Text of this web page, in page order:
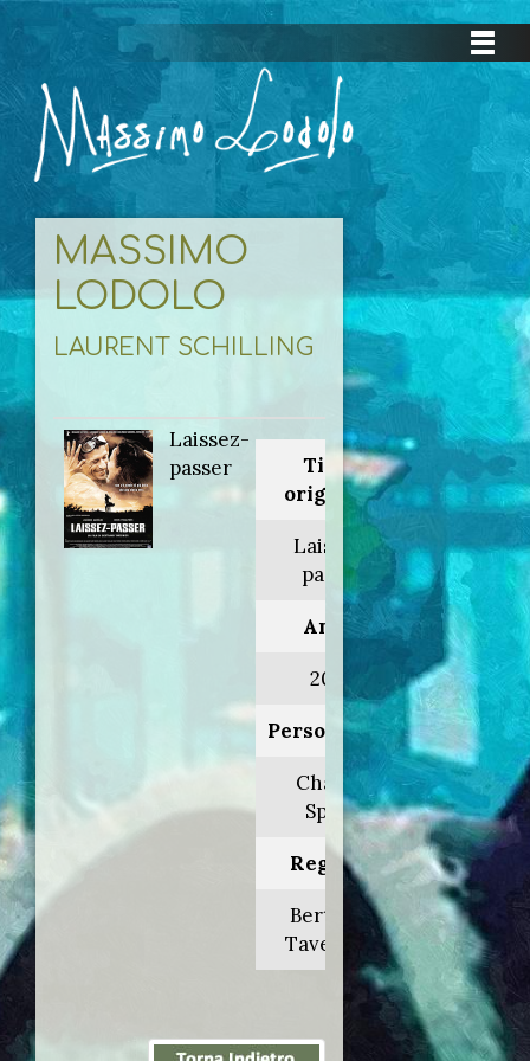
MASSIMO
LODOLO
LAURENT SCHILLING
Laissez-
passer
Titolo
originale:
Laissez-
passer
Anno:
2002
Personaggio:
Charles
Spaak
Regia di:
Bertrand
Tavernier